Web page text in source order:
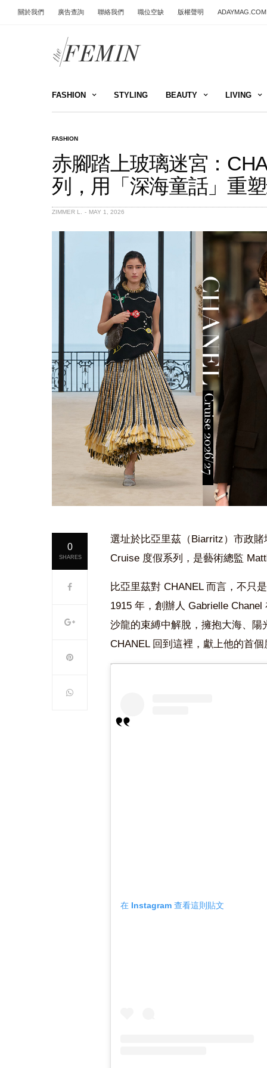
關於我們 廣告查詢 聯絡我們 職位空缺 版權聲明 ADAYMAG.COM
FASHION STYLING BEAUTY LIVING
FASHION
赤腳踏上玻璃迷宮：
列，用「深海童話」重
ZIMMER L. MAY 1, 2026
0
SHARES
選址於比亞里茲（Biarritz）市政賭
Cruise 度假系列，是藝術總監
比亞里茲對 CHANEL 而言，不只
1915 年，創辦人 Gabrielle Chanel
沙龍的束縛中解脫，擁抱大海、
CHANEL 回到這裡，獻上他的首個
在 Instagram 查看這則貼文